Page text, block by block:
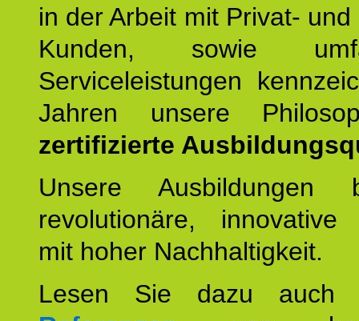
in der Arbeit mit Privat-
Kunden, sowie
Serviceleistungen
Jahren unsere
zertifizierte
Unsere Ausbildungen
revolutionäre, innovative
mit hoher Nachhaltigkeit.
Lesen Sie dazu